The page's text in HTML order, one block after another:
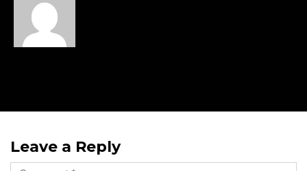
Leave a Reply